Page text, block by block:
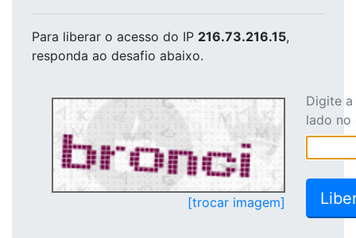
Para liberar o acesso do IP 216.73.216.15,
responda ao desafio abaixo.
[trocar imagem]
Digite
lado no